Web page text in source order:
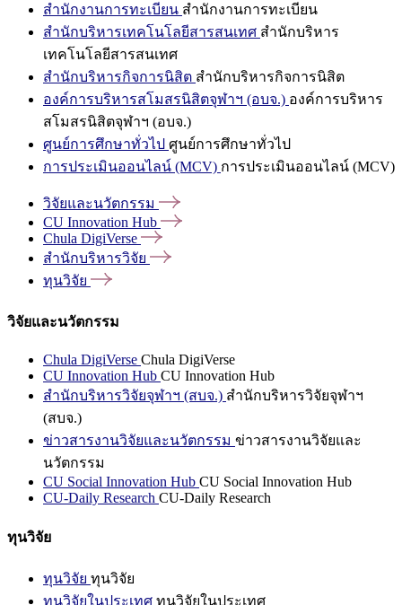
สำนักงานการทะเบียน สำนักงานการทะเบียน
สำนักบริหารเทคโนโลยีสารสนเทศ สำนักบริหาร
เทคโนโลยีสารสนเทศ
สำนักบริหารกิจการนิสิต สำนักบริหารกิจการนิสิต
องค์การบริหารสโมสรนิสิตจุฬาฯ (อบจ.) องค์การบริหาร
สโมสรนิสิตจุฬาฯ (อบจ.)
ศูนย์การศึกษาทั่วไป ศูนย์การศึกษาทั่วไป
การประเมินออนไลน์ (MCV) การประเมินออนไลน์ (MCV)
วิจัยและนวัตกรรม
CU Innovation Hub
Chula DigiVerse
สำนักบริหารวิจัย
ทุนวิจัย
วิจัยและนวัตกรรม
Chula DigiVerse Chula DigiVerse
CU Innovation Hub CU Innovation Hub
สำนักบริหารวิจัยจุฬาฯ (สบจ.) สำนักบริหารวิจัยจุฬาฯ
(สบจ.)
ข่าวสารงานวิจัยและนวัตกรรม ข่าวสารงานวิจัยและ
นวัตกรรม
CU Social Innovation Hub CU Social Innovation Hub
CU-Daily Research CU-Daily Research
ทุนวิจัย
ทุนวิจัย ทุนวิจัย
ทุนวิจัยในประเทศ ทุนวิจัยในประเทศ